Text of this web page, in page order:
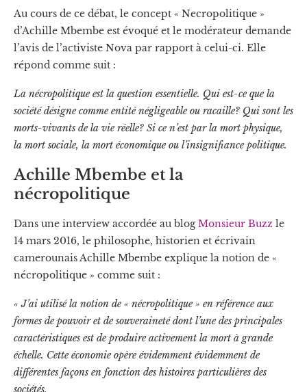
Au cours de ce débat, le concept « Necropolitique »
d’Achille Mbembe est évoqué et le modérateur demande
l’avis de l’activiste Nova par rapport à celui-ci. Elle
répond comme suit :
La nécropolitique est la question essentielle. Qui est-ce que la
société désigne comme entité négligeable ou racaille? Qui sont les
morts-vivants de la vie réelle? Si ce n’est par la mort physique,
la mort sociale, la mort économique ou l’insignifiance politique.
Achille Mbembe et la
nécropolitique
Dans une interview accordée au blogMonsieur Buzz le
14 mars 2016, le philosophe, historien et écrivain
camerounais Achille Mbembe explique la notion de «
nécropolitique » comme suit :
« J’ai utilisé la notion de « nécropolitique » en référence aux
formes de pouvoir et de souveraineté dont l’une des principales
caractéristiques est de produire activement la mort à grande
échelle. Cette économie opère évidemment évidemment de
différentes façons en fonction des histoires particulières des
sociétés.